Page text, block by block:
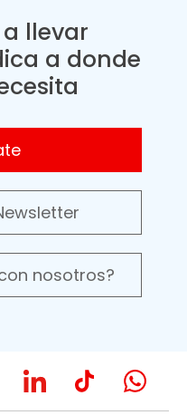
llevar
a donde
nosotros?